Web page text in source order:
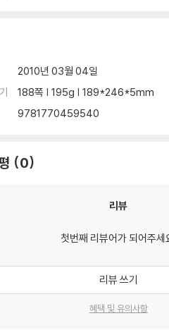
2010년 03월 04일
188쪽 | 195g | 189*246*5mm
9781770459540
0
리뷰
첫번째 리뷰어가 되어주세
리뷰 쓰기
혜택 및 유의사항